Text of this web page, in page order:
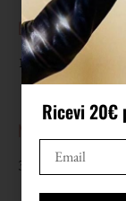
EPOCA
1980
37 1/5
Ricevi